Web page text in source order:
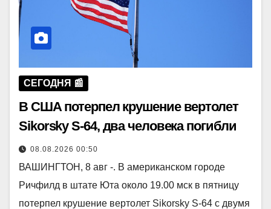
СЕГОДНЯ 📰
В США потерпел крушение вертолет
Sikorsky S-64, два человека погибли
08.08.2026 00:50
ВАШИНГТОН, 8 авг -. В американском городе
Ричфилд в штате Юта около 19.00 мск в пятницу
потерпел крушение вертолет Sikorsky S-64 с двумя